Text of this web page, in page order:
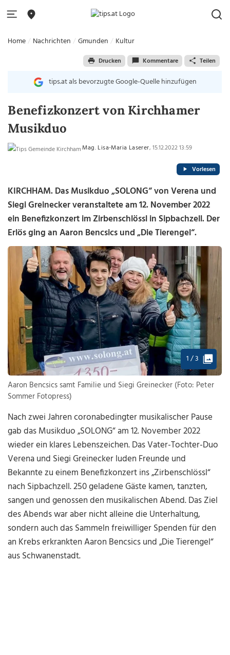
Home Nachrichten Gmunden Kultur
Drucken Kommentare Teilen
tips.at als bevorzugte Google-Quelle hinzufügen
Benefizkonzert von Kirchhamer
Musikduo
Mag. Lisa-Maria Laserer, 15.12.2022 13:59
Vorlesen
KIRCHHAM. Das Musikduo „SOLONG“ von Verena und
Siegi Greinecker veranstaltete am 12. November 2022
ein Benefizkonzert im Zirbenschlössl in Sipbachzell. Der
Erlös ging an Aaron Bencsics und „Die Tierengel“.
1 / 3
Aaron Bencsics samt Familie und Siegi Greinecker (Foto: Peter
Sommer Fotopress)
Nach zwei Jahren coronabedingter musikalischer Pause
gab das Musikduo „SOLONG“ am 12. November 2022
wieder ein klares Lebenszeichen. Das Vater-Tochter-Duo
Verena und Siegi Greinecker luden Freunde und
Bekannte zu einem Benefizkonzert ins „Zirbenschlössl“
nach Sipbachzell. 250 geladene Gäste kamen, tanzten,
sangen und genossen den musikalischen Abend. Das Ziel
des Abends war aber nicht alleine die Unterhaltung,
sondern auch das Sammeln freiwilliger Spenden für den
an Krebs erkrankten Aaron Bencsics und „Die Tierengel“
aus Schwanenstadt.